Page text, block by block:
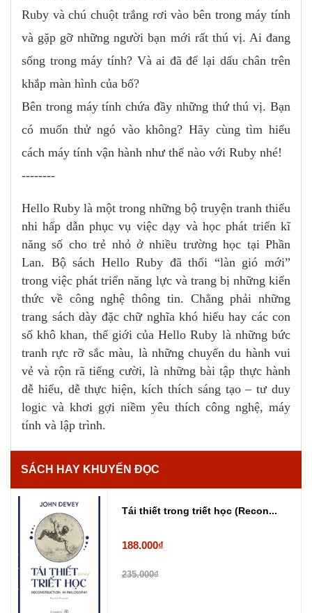
Ruby và chú chuột trắng rơi vào bên trong máy tính
và gặp gỡ những người bạn mới rất thú vị. Ai đang
sống trong máy tính? Và ai đã để lại dấu chân trên
khắp màn hình của bố?
Bên trong máy tính chứa đầy những thứ thú vị. Bạn
có muốn thử ngó vào không? Hãy cùng tìm hiểu
cách máy tính vận hành như thế nào với Ruby nhé!
--------
Hello Ruby là một trong những bộ truyện tranh thiếu
nhi hấp dẫn phục vụ việc dạy và học phát triển kĩ
năng số cho trẻ nhỏ ở nhiều trường học tại Phần
Lan. Bộ sách Hello Ruby đã thổi “làn gió mới”
trong việc phát triển năng lực và trang bị những kiến
thức về công nghệ thông tin. Chẳng phải những
trang sách dày đặc chữ nghĩa khó hiểu hay các con
số khô khan, thế giới của Hello Ruby là những bức
tranh rực rỡ sắc màu, là những chuyến du hành vui
vẻ và rộn rã tiếng cười, là những bài tập thực hành
dễ hiểu, dễ thực hiện, kích thích sáng tạo – tư duy
logic và khơi gợi niềm yêu thích công nghệ, máy
tính và lập trình.
SÁCH HAY KHUYẾN ĐỌC
Tái thiết trong triết học (Recon...
188.000₫
235.000₫